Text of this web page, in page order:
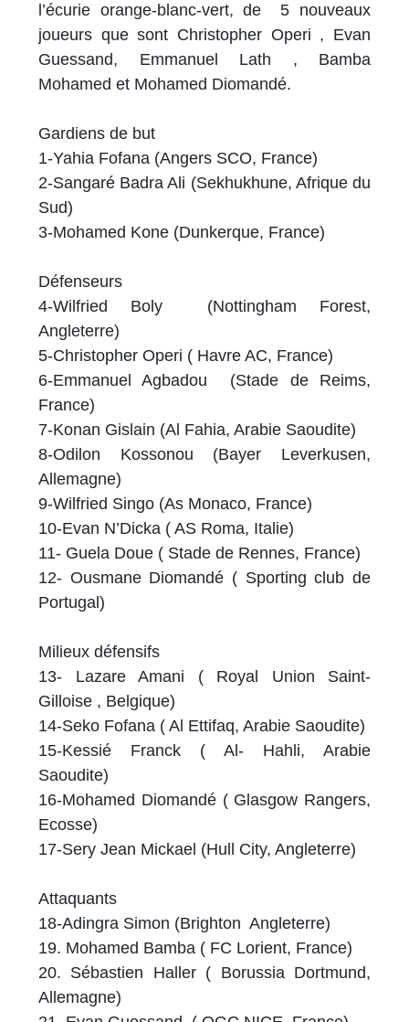
l’écurie orange-blanc-vert, de 5 nouveaux
joueurs que sont Christopher Operi , Evan
Guessand, Emmanuel Lath , Bamba
Mohamed et Mohamed Diomandé.
Gardiens de but
1-Yahia Fofana (Angers SCO, France)
2-Sangaré Badra Ali (Sekhukhune, Afrique du
Sud)
3-Mohamed Kone (Dunkerque, France)
Défenseurs
4-Wilfried Boly (Nottingham Forest,
Angleterre)
5-Christopher Operi ( Havre AC, France)
6-Emmanuel Agbadou (Stade de Reims,
France)
7-Konan Gislain (Al Fahia, Arabie Saoudite)
8-Odilon Kossonou (Bayer Leverkusen,
Allemagne)
9-Wilfried Singo (As Monaco, France)
10-Evan N’Dicka ( AS Roma, Italie)
11- Guela Doue ( Stade de Rennes, France)
12- Ousmane Diomandé ( Sporting club de
Portugal)
Milieux défensifs
13- Lazare Amani ( Royal Union Saint-
Gilloise , Belgique)
14-Seko Fofana ( Al Ettifaq, Arabie Saoudite)
15-Kessié Franck ( Al- Hahli, Arabie
Saoudite)
16-Mohamed Diomandé ( Glasgow Rangers,
Ecosse)
17-Sery Jean Mickael (Hull City, Angleterre)
Attaquants
18-Adingra Simon (Brighton Angleterre)
19. Mohamed Bamba ( FC Lorient, France)
20. Sébastien Haller ( Borussia Dortmund,
Allemagne)